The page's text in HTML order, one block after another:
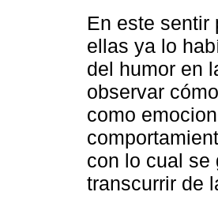
En este sentir
ellas ya lo
del humor en
observar
como
con lo cual se
transcurrir de